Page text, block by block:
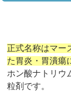
正式名称はマー
た胃炎・胃潰瘍
ホン酸ナトリウ
粒剤です。